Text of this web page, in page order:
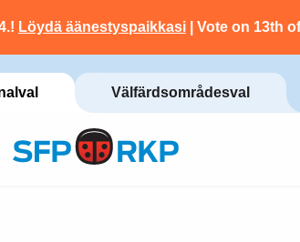
Löydä äänestyspaikkasi | Vote on 13th
Välfärdsområdesval